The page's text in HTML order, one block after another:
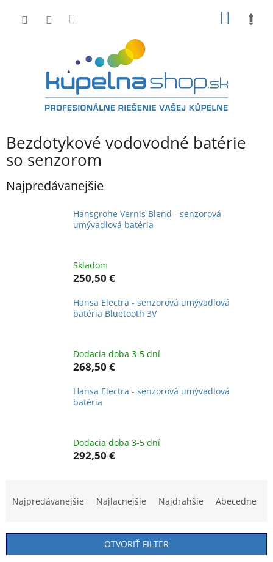
Bezdotykové vodovodné batérie
so senzorom
Najpredávanejšie
Hansgrohe Vernis Blend - senzorová
umývadlová batéria
Skladom
250,50 €
Hansa Electra - senzorová umývadlová
batéria Bluetooth 3V
Dodacia doba 3-5 dní
268,50 €
Hansa Electra - senzorová umývadlová
batéria
Dodacia doba 3-5 dní
292,50 €
n
i
Najpredávanejšie Najlacnejšie Najdrahšie Abecedne
OTVORIŤ FILTER